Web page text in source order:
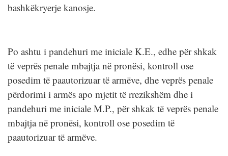
bashkëkryerje kanosje.
Po ashtu i pandehuri me iniciale K.E., edhe për shkak
të veprës penale mbajtja në pronësi, kontroll ose
posedim të paautorizuar të armëve, dhe veprës penale
përdorimi i armës apo mjetit të rrezikshëm dhe i
pandehuri me iniciale M.P., për shkak të veprës penale
mbajtja në pronësi, kontroll ose posedim të
paautorizuar të armëve.